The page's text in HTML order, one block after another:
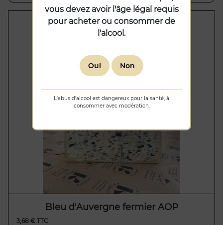
Bleu d'Auvergne fermier AOP
3,68 € TTC
vous devez avoir l'âge légal requis
pour acheter ou consommer de
l'alcool.
Oui Non
L'abus d'alcool est dangereux pour la santé, à
consommer avec modération.